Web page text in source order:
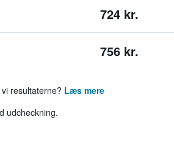
724 kr.
756 kr.
resultaterne? Læs mere
udcheckning.